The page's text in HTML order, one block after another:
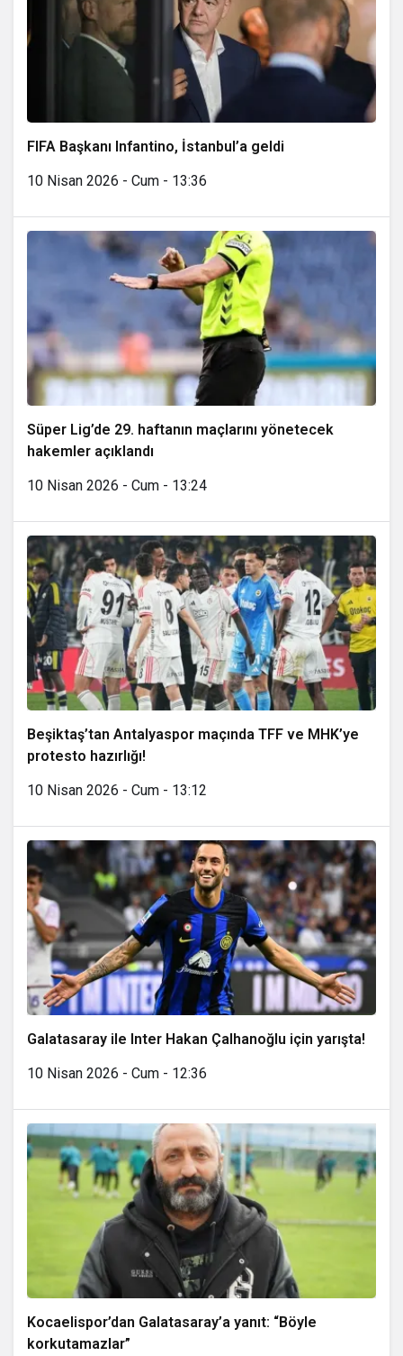
FIFA Başkanı Infantino, İstanbul’a geldi
10 Nisan 2026 - Cum - 13:36
Süper Lig’de 29. haftanın maçlarını yönetecek
hakemler açıklandı
10 Nisan 2026 - Cum - 13:24
Beşiktaş’tan Antalyaspor maçında TFF ve MHK’ye
protesto hazırlığı!
10 Nisan 2026 - Cum - 13:12
Galatasaray ile Inter Hakan Çalhanoğlu için yarışta!
10 Nisan 2026 - Cum - 12:36
Kocaelispor’dan Galatasaray’a yanıt: “Böyle
korkutamazlar”